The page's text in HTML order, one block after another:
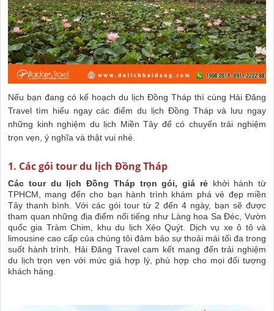
Nếu bạn đang có kế hoạch du lịch Đồng Tháp thì cùng Hải Đăng
Travel tìm hiểu ngay các điểm du lịch Đồng Tháp và lưu ngay
những kinh nghiệm du lịch Miền Tây để có chuyến trải nghiệm
trọn vẹn, ý nghĩa và thật vui nhé.
1. Các gói tour du lịch Đồng Tháp
Các tour du lịch Đồng Tháp trọn gói, giá rẻkhởi hành từ
TPHCM, mang đến cho bạn hành trình khám phá vẻ đẹp miền
Tây thanh bình. Với các gói tour từ 2 đến 4 ngày, bạn sẽ được
tham quan những địa điểm nổi tiếng như Làng hoa Sa Đéc, Vườn
quốc gia Tràm Chim, khu du lịch Xẻo Quýt. Dịch vụ xe ô tô và
limousine cao cấp của chúng tôi đảm bảo sự thoải mái tối đa trong
suốt hành trình. Hải Đăng Travel cam kết mang đến trải nghiệm
du lịch trọn vẹn với mức giá hợp lý, phù hợp cho mọi đối tượng
khách hàng.